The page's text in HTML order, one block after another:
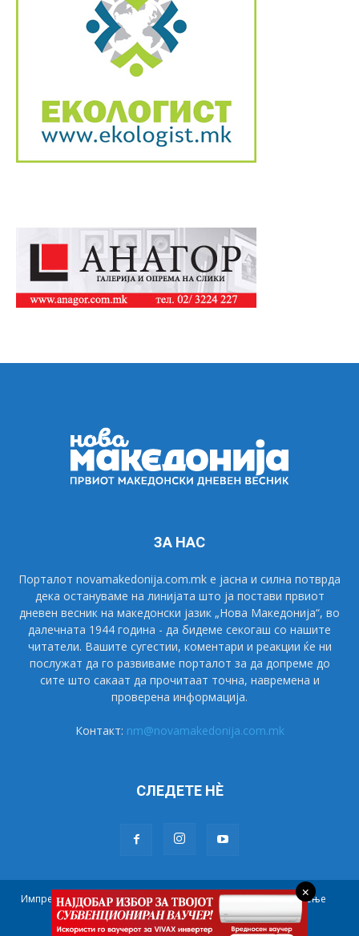
ЗА НАС
Порталот novamakedonija.com.mk е јасна и силна потврда
дека остануваме на линијата што ја постави првиот
дневен весник на македонски јазик „Нова Македонија“, во
далечната 1944 година - да бидеме секогаш со нашите
читатели. Вашите сугестии, коментари и реакции ќе ни
послужат да го развиваме порталот за да допреме до
сите што сакаат да прочитаат точна, навремена и
проверена информација.
Контакт: nm@novamakedonija.com.mk
СЛЕДЕТЕ НÈ
Импресум Маркетинг Претплата
Правила на користење
Контакт
×